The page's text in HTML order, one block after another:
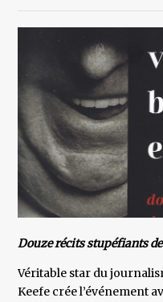
Douze récits stupéfiants
Véritable star du
Keefe crée l’événement